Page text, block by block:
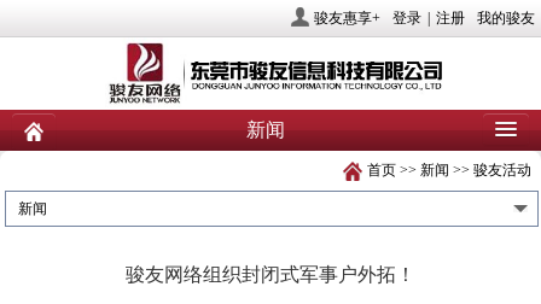
骏友惠享+ 登录 注册 我的骏友
新闻
新闻
产品 业务服务 社会责任
投资者关系
首页 >> 新闻 >> 骏友活动
新闻
骏友网络组织封闭式军事户外拓！